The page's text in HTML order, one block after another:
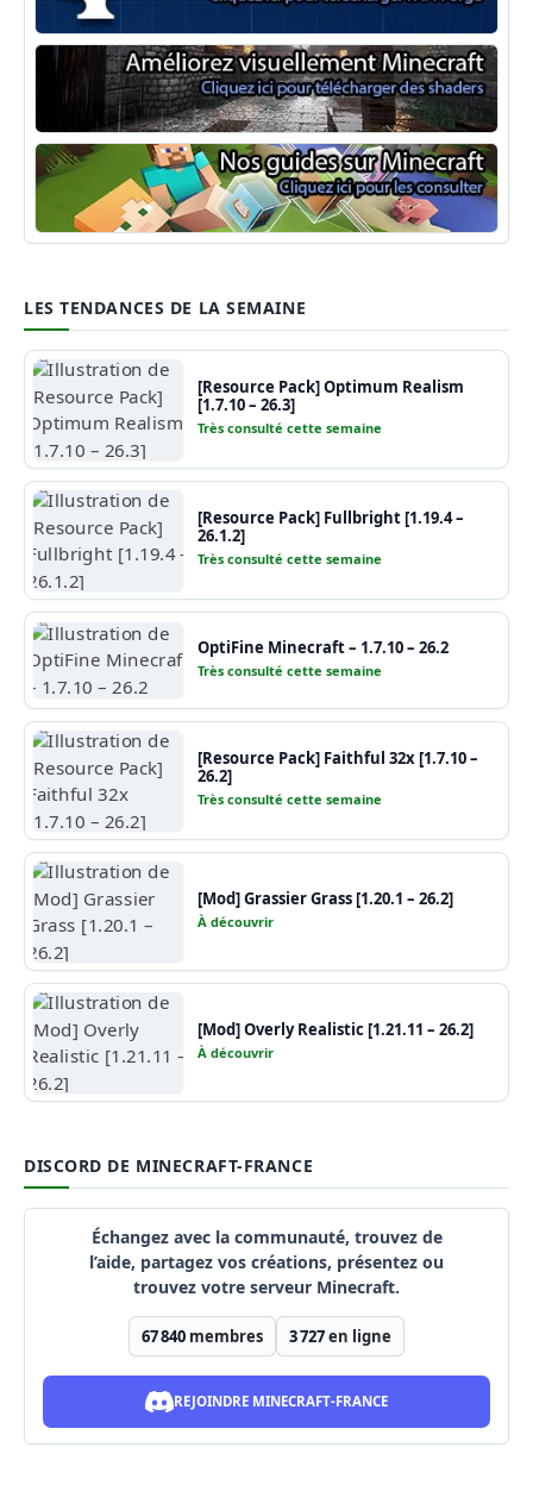
Minecraft Forge
Shaders Minecraft
Guide Minecraft
LES TENDANCES DE LA SEMAINE
[Resource Pack] Optimum Realism
[1.7.10 – 26.3]
Très consulté cette semaine
[Resource Pack] Fullbright [1.19.4 –
26.1.2]
Très consulté cette semaine
OptiFine Minecraft – 1.7.10 – 26.2
Très consulté cette semaine
[Resource Pack] Faithful 32x [1.7.10 –
26.2]
Très consulté cette semaine
[Mod] Grassier Grass [1.20.1 – 26.2]
À découvrir
[Mod] Overly Realistic [1.21.11 – 26.2]
À découvrir
DISCORD DE MINECRAFT-FRANCE
Échangez avec la communauté, trouvez de
l’aide, partagez vos créations, présentez ou
trouvez votre serveur Minecraft.
67 840 membres 3 727en ligne
REJOINDRE MINECRAFT-FRANCE